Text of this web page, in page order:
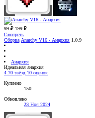
99 ₽ 199 ₽
Смотреть
Сборка Anarchy V16 - Анархия 1.0.9
Анархия
Идеальная анархия
4.70 звёзд 10 оценок
Куплено
150
Обновлено
23 Ноя 2024